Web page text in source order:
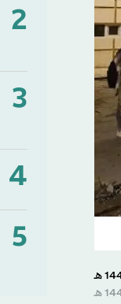
2
3
4
5